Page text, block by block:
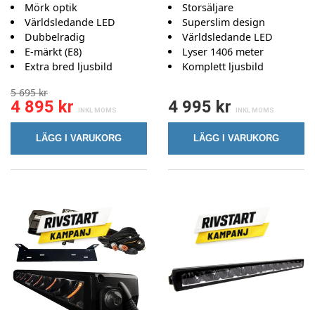
Mörk optik
Världsledande LED
Dubbelradig
E-märkt (E8)
Extra bred ljusbild
5 695 kr
4 895 kr
LÄGG I VARUKORG
Storsäljare
Superslim design
Världsledande LED
Lyser 1406 meter
Komplett ljusbild
4 995 kr
LÄGG I VARUKORG